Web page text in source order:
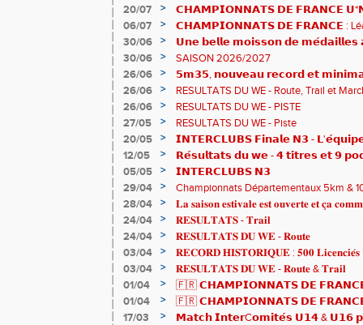
20/07 >
𝗖𝗛𝗔𝗠𝗣𝗜𝗢𝗡𝗡𝗔𝗧𝗦 𝗗𝗘 𝗙𝗥𝗔𝗡𝗖𝗘
𝗵𝗶𝘀𝘁𝗼𝗿𝗶𝗾𝘂𝗲𝘀 !
06/07 >
𝗖𝗛𝗔𝗠𝗣𝗜𝗢𝗡𝗡𝗔𝗧𝗦 𝗗𝗘 𝗙𝗥𝗔𝗡𝗖𝗘 : Léane
83è !
30/06 >
𝗨𝗻𝗲 𝗯𝗲𝗹𝗹𝗲 𝗺𝗼𝗶𝘀𝘀𝗼𝗻 𝗱𝗲
𝗔𝗨𝗥𝗔 !
30/06 >
SAISON 2026/2027
26/06
>
𝟱𝗺𝟯𝟱, 𝗻𝗼𝘂𝘃𝗲𝗮𝘂 𝗿𝗲𝗰𝗼𝗿𝗱 𝗲𝘁
𝗖𝗵𝗮𝗺𝗽𝗶𝗼𝗻𝗻𝗮𝘁𝘀 𝗱𝘂 𝗠𝗼𝗻𝗱𝗲 𝗨𝟮𝟬
26/06 >
RESULTATS DU WE - Route, Trail et
26/06
>
RESULTATS DU WE - PISTE
27/05
>
RESULTATS DU WE - Piste
20/05
>
𝗜𝗡𝗧𝗘𝗥𝗖𝗟𝗨𝗕𝗦 𝗙𝗶𝗻𝗮𝗹𝗲 𝗡𝟯 -
𝟯𝟮𝟰𝟮𝟳𝗽𝘁𝘀
12/05 >
𝗥𝗲́𝘀𝘂𝗹𝘁𝗮𝘁𝘀 𝗱𝘂 𝘄𝗲 - 𝟰 𝘁𝗶𝘁𝗿𝗲𝘀 𝗲𝘁 𝟵
05/05
>
𝗜𝗡𝗧𝗘𝗥𝗖𝗟𝗨𝗕𝗦 𝗡𝟯
29/04
>
Championnats Départementaux 5km &
de bronze et un max de plaisir pour tous !
28/04 >
𝐋𝐚 𝐬𝐚𝐢𝐬𝐨𝐧 𝐞𝐬𝐭𝐢𝐯𝐚𝐥𝐞 𝐞𝐬𝐭 𝐨𝐮𝐯𝐞𝐫𝐭𝐞 𝐞𝐭 𝐜̧𝐚
24/04
>
𝐑𝐄𝐒𝐔𝐋𝐓𝐀𝐓𝐒 - 𝐓𝐫𝐚𝐢𝐥
24/04
>
𝐑𝐄𝐒𝐔𝐋𝐓𝐀𝐓𝐒 𝐃𝐔 𝐖𝐄 - 𝐑𝐨𝐮𝐭𝐞
03/04
>
𝐑𝐄𝐂𝐎𝐑𝐃 𝐇𝐈𝐒𝐓𝐎𝐑𝐈𝐐𝐔𝐄 : 𝟓𝟎𝟎 𝐋𝐢𝐜𝐞𝐧𝐜𝐢𝐞́𝐬
03/04
>
𝐑𝐄𝐒𝐔𝐋𝐓𝐀𝐓𝐒 𝐃𝐔 𝐖𝐄 - 𝐑𝐨𝐮𝐭𝐞 & 𝐓𝐫𝐚𝐢𝐥
01/04
>
🇫🇷 𝗖𝗛𝗔𝗠𝗣𝗜𝗢𝗡𝗡𝗔𝗧𝗦 𝗗𝗘 𝗙𝗥𝗔𝗡𝗖𝗘
résultats
01/04 >
🇫🇷 𝗖𝗛𝗔𝗠𝗣𝗜𝗢𝗡𝗡𝗔𝗧𝗦 𝗗𝗘 𝗙𝗥𝗔𝗡𝗖𝗘
𝒕𝒓𝒂𝒊𝒍𝒆𝒖𝒓𝒔 𝒓𝒂𝒎𝒆̀𝒏𝒆𝒏𝒕 4 𝒎𝒆́𝒅𝒂𝒊𝒍𝒍𝒆𝒔 !
17/03 >
𝗠𝗮𝘁𝗰𝗵 𝗜𝗻𝘁𝗲𝗿C𝗼𝗺𝗶𝘁𝗲́𝘀 𝗨𝟭𝟰 & 𝗨𝟭𝟲